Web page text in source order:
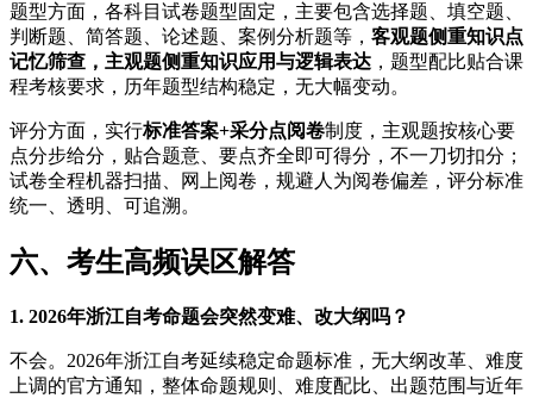
题型方面，各科目试卷题型固定，主要包含选择题、填空题、
判断题、简答题、论述题、案例分析题等， 客观题侧重知识点
记忆筛查，主观题侧重知识应用与逻辑表达 ，题型配比贴合课
程考核要求，历年题型结构稳定，无大幅变动。
评分方面，实行标准答案+采分点阅卷制度，主观题按核心要
点分步给分，贴合题意、要点齐全即可得分，不一刀切扣分；
试卷全程机器扫描、网上阅卷，规避人为阅卷偏差，评分标准
统一、透明、可追溯。
六、考生高频误区解答
1. 2026年浙江自考命题会突然变难、改大纲吗？
不会。2026年浙江自考延续稳定命题标准，无大纲改革、难度
上调的官方通知，整体命题规则、难度配比、出题范围与近年